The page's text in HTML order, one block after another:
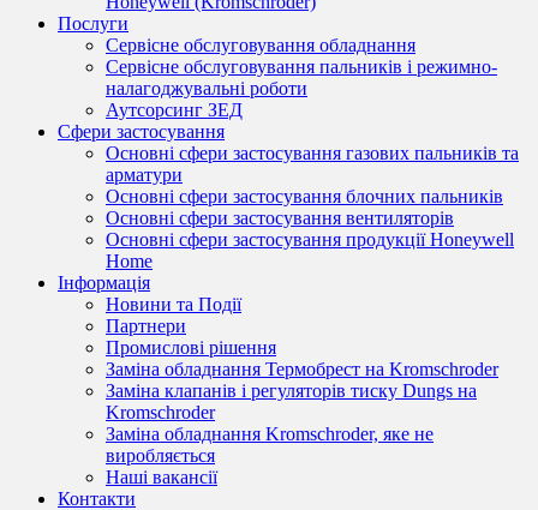
Послуги
Сервісне обслуговування обладнання
Сервісне обслуговування пальників і режимно-
налагоджувальні роботи
Аутсорсинг ЗЕД
Сфери застосування
Основні сфери застосування газових пальників та
арматури
Основні сфери застосування блочних пальників
Основні сфери застосування вентиляторів
Основні сфери застосування продукції Honeywell
Home
Інформація
Новини та Події
Партнери
Промислові рішення
Заміна обладнання Термобрест на Kromschroder
Заміна клапанів і регуляторів тиску Dungs на
Kromschroder
Заміна обладнання Kromschroder, яке не
виробляється
Наші вакансії
Контакти